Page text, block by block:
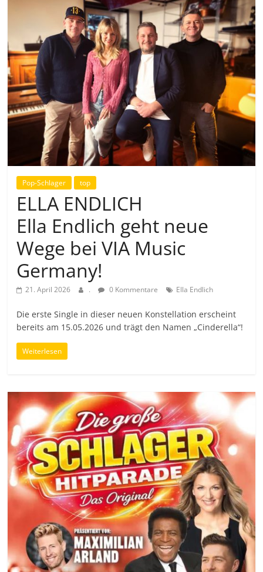
Pop-Schlager top
ELLA ENDLICH
Ella Endlich geht neue
Wege bei VIA Music
Germany!
21. April 2026 . 0 Kommentare Ella Endlich
Die erste Single in dieser neuen Konstellation erscheint
bereits am 15.05.2026 und trägt den Namen „Cinderella“!
Weiterlesen